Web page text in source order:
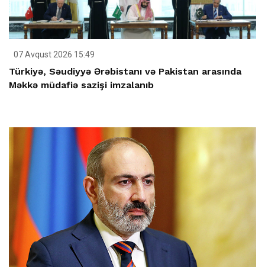
07 Avqust 2026 15:49
Türkiyə, Səudiyyə Ərəbistanı və Pakistan arasında
Məkkə müdafiə sazişi imzalanıb